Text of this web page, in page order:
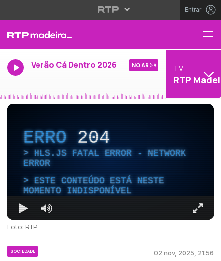
Entrar
Verão Cá Dentro 2026 NO AR TV
RTP
ERRO204
HLS.JS FATAL ERROR - NETWORK
ERROR
ESTE CONTEÚDO ESTÁ NESTE
MOMENTO INDISPONÍVEL
Foto: RTP
SOCIEDADE 02 nov, 2025, 21:56